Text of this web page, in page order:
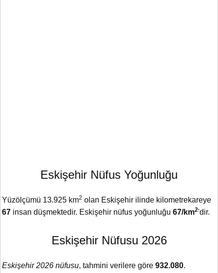
Eskişehir Nüfus Yoğunluğu
Yüzölçümü 13.925 km2 olan Eskişehir ilinde kilometrekareye
67 insan düşmektedir. Eskişehir nüfus yoğunluğu 67/km2'dir.
Eskişehir Nüfusu 2026
Eskişehir 2026 nüfusu, tahmini verilere göre 932.080.